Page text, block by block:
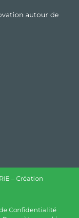
autour de
– Création
Confidentialité